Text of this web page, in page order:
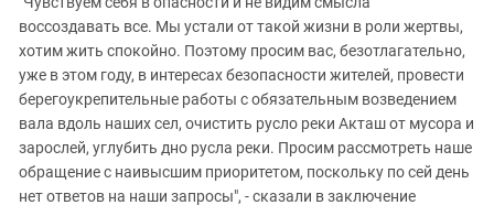
воссоздавать все. Мы устали от такой жизни в роли жертвы,
хотим жить спокойно. Поэтому просим вас, безотлагательно,
уже в этом году, в интересах безопасности жителей, провести
берегоукрепительные работы с обязательным возведением
вала вдоль наших сел, очистить русло реки Акташ от мусора и
зарослей, углубить дно русла реки. Просим рассмотреть наше
обращение с наивысшим приоритетом, поскольку по сей день
нет ответов на наши запросы", - сказали в заключение